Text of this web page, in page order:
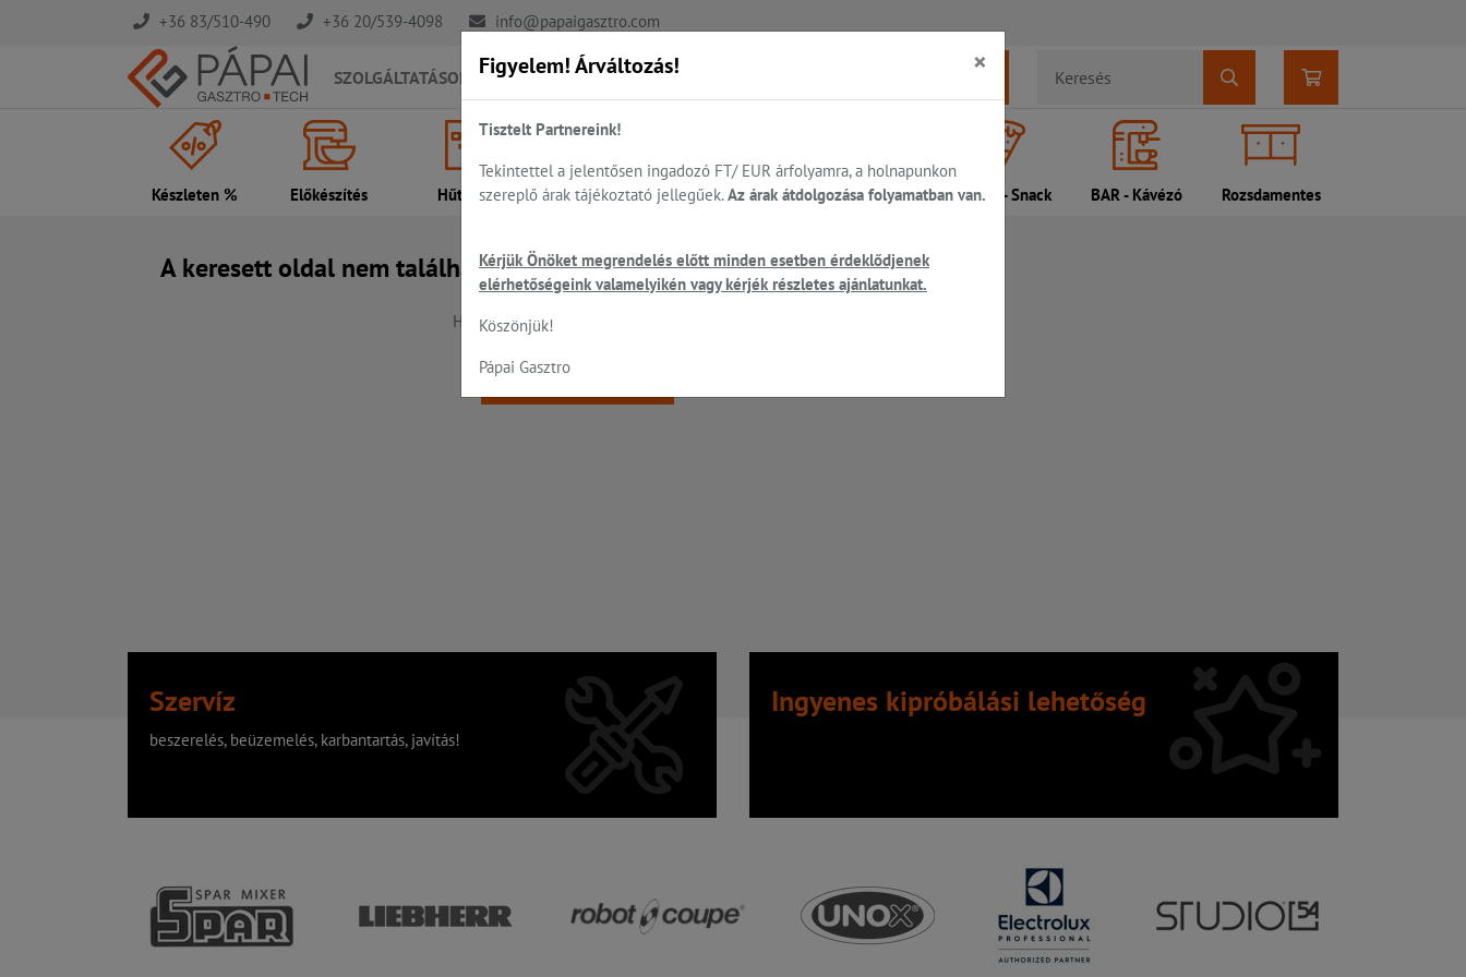
+36 83/510-490 +36 20/539-4098 info@papaigasztro.com
SZOLGÁLTATÁSOK REFERENCIÁK AKTUÁLIS
Készleten % Előkészítés Hűtés... Sütés - főzés Cukrászat... Mosogatás HENDI - Snack BAR - Kávézó Rozsdamentes
A keresett oldal nem található
Hiba, a keresett oldal nem található!
Vissza a főoldalra
Szervíz
beszerelés, beüzemelés, karbantartás, javítás!
Ingyenes kipróbálási lehetőség
Figyelem! Árváltozás! ×
Tisztelt Partnereink!
Tekintettel a jelentősen ingadozó FT/ EUR árfolyamra, a holnapunkon
szereplő árak tájékoztató jellegűek. Az árak átdolgozása folyamatban van.
Kérjük Önöket megrendelés előtt minden esetben érdeklődjenek
elérhetőségeink valamelyikén vagy kérjék részletes ajánlatunkat.
Köszönjük!
Pápai Gasztro